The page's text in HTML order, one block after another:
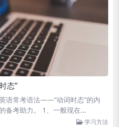
态”
语常考语法——“动词时态”的内
备考助力。 1、一般现在…
学习方法